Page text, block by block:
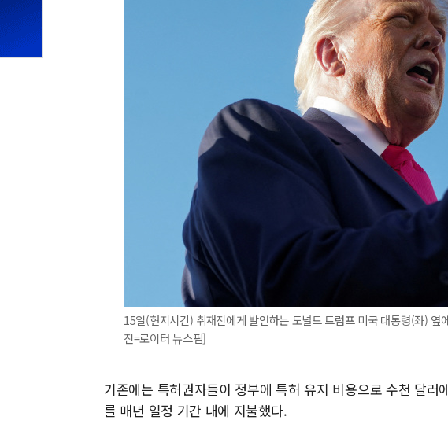
15일(현지시간) 취재진에게 발언하는 도널드 트럼프 미국 대통령(좌)
진=로이터 뉴스핌]
기존에는 특허권자들이 정부에 특허 유지 비용으로 수천 달
를 매년 일정 기간 내에 지불했다.